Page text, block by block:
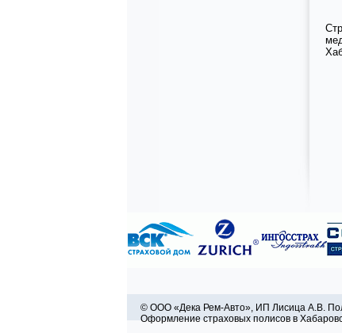
© ООО «Дека Рем-Авто», ИП Лисица А.В.
Оформление страховых полисов в